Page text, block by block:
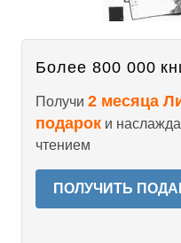
Более 800 000
Получи 2 месяца
подарок и
чтением
ПОЛУЧИТЬ